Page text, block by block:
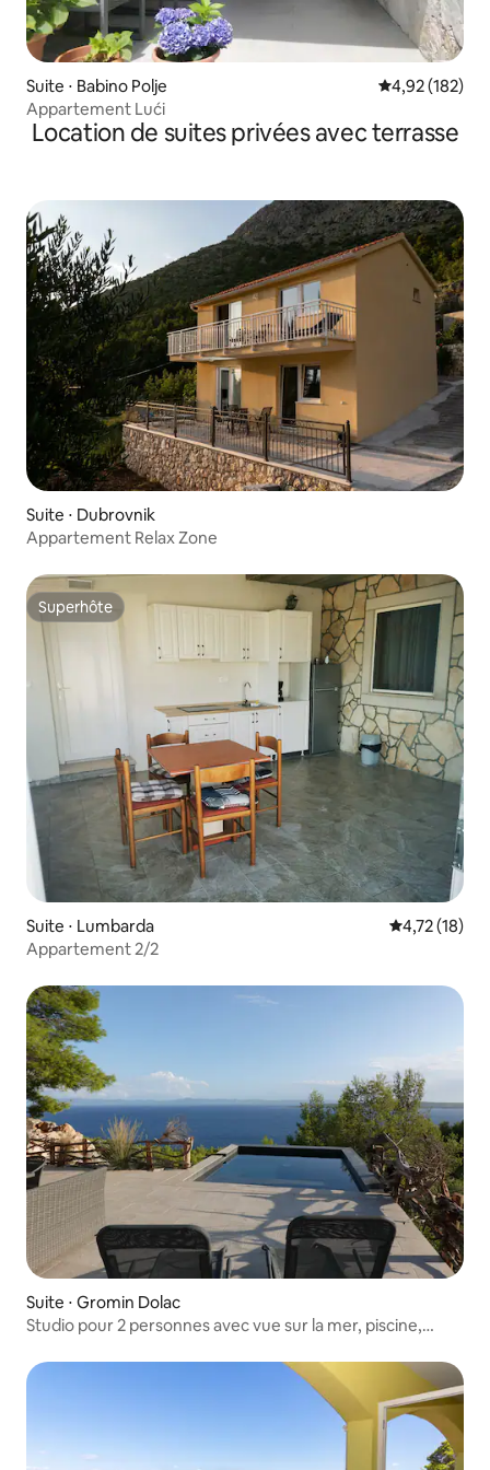
Suite ⋅ Babino Polje Évaluation
4,92 (182)
Appartement Lući
Location de suites privées avec terrasse
Suite ⋅ Dubrovnik
Appartement Relax Zone
Superhôte
Superhôte
Suite ⋅ Lumbarda Évaluation
4,72 (18)
Appartement 2/2
Suite ⋅ Gromin Dolac
Studio pour 2 personnes avec vue sur la mer, piscine,